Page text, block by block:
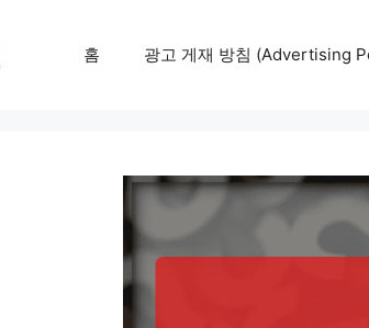
홈 광고 게재 방침 (Advertising